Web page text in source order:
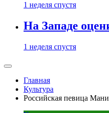
1 неделя спустя
На Западе
1 неделя спустя
Главная
Культура
Российская певица